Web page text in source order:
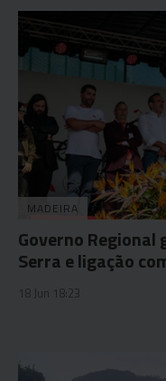
MADEIRA
Governo
Serra e ligação
18 Jun 18:23